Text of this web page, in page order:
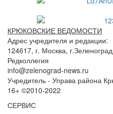
КРЮКОВСКИЕ ВЕДОМОСТИ
Адрес учредителя и редакции:
124617, г. Москва,
Редколлегия
info@zelenograd-news.ru
Учредитель - Управа района
16+ ©2010-2022
СЕРВИС